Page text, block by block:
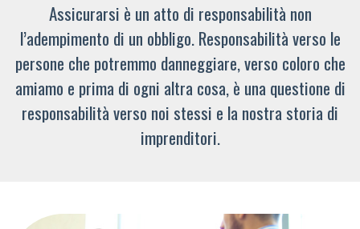
Assicurarsi è un atto di responsabilità non
l’adempimento di un obbligo. Responsabilità verso le
persone che potremmo danneggiare, verso coloro che
amiamo e prima di ogni altra cosa, è una questione di
responsabilità verso noi stessi e la nostra storia di
imprenditori.